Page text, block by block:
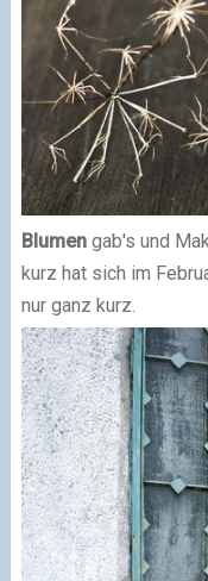
Blumengab's und
kurz hat sich im
nur ganz kurz.